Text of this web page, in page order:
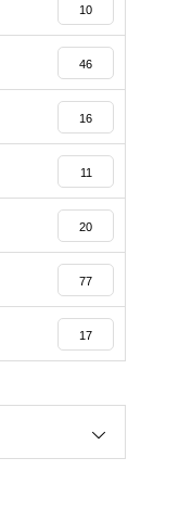
10
46
16
11
20
77
17